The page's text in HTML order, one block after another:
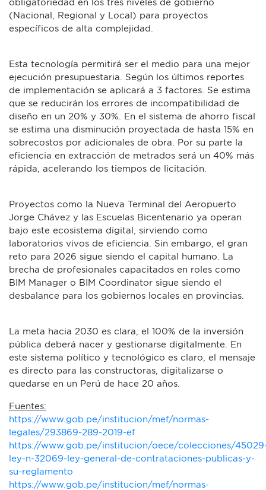
obligatoriedad en los tres niveles de gobierno
(Nacional, Regional y Local) para proyectos
específicos de alta complejidad.
Esta tecnología permitirá ser el medio para una mejor
ejecución presupuestaria. Según los últimos reportes
de implementación se aplicará a 3 factores. Se estima
que se reducirán los errores de incompatibilidad de
diseño en un 20% y 30%. En el sistema de ahorro fiscal
se estima una disminución proyectada de hasta 15% en
sobrecostos por adicionales de obra. Por su parte la
eficiencia en extracción de metrados será un 40% más
rápida, acelerando los tiempos de licitación.
Proyectos como la Nueva Terminal del Aeropuerto
Jorge Chávez y las Escuelas Bicentenario ya operan
bajo este ecosistema digital, sirviendo como
laboratorios vivos de eficiencia. Sin embargo, el gran
reto para 2026 sigue siendo el capital humano. La
brecha de profesionales capacitados en roles como
BIM Manager o BIM Coordinator sigue siendo el
desbalance para los gobiernos locales en provincias.
La meta hacia 2030 es clara, el 100% de la inversión
pública deberá nacer y gestionarse digitalmente. En
este sistema político y tecnológico es claro, el mensaje
es directo para las constructoras, digitalizarse o
quedarse en un Perú de hace 20 años.
Fuentes:
https://www.gob.pe/institucion/mef/normas-
legales/293869-289-2019-ef
https://www.gob.pe/institucion/oece/colecciones/
ley-n-32069-ley-general-de-contrataciones-publicas-y-
su-reglamento
https://www.gob.pe/institucion/mef/normas-